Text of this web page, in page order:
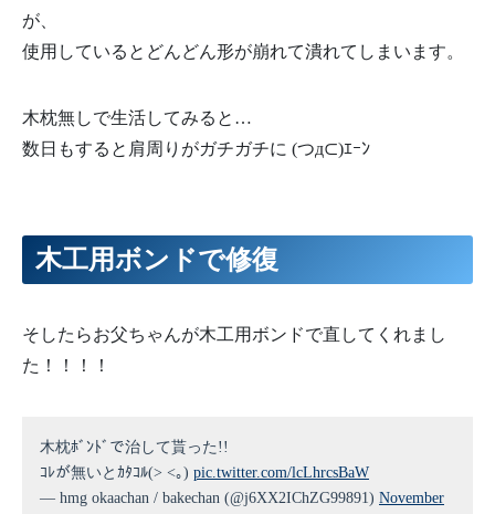
が、
使用しているとどんどん形が崩れて潰れてしまいます。
木枕無しで生活してみると…
数日もすると肩周りがガチガチに (つд⊂)ｴｰﾝ
木工用ボンドで修復
そしたらお父ちゃんが木工用ボンドで直してくれまし
た！！！！
木枕ﾎﾞﾝﾄﾞで治して貰った!!
ｺﾚが無いとｶﾀｺﾙ(> <｡) pic.twitter.com/lcLhrcsBaW
— hmg okaachan / bakechan (@j6XX2IChZG99891) November